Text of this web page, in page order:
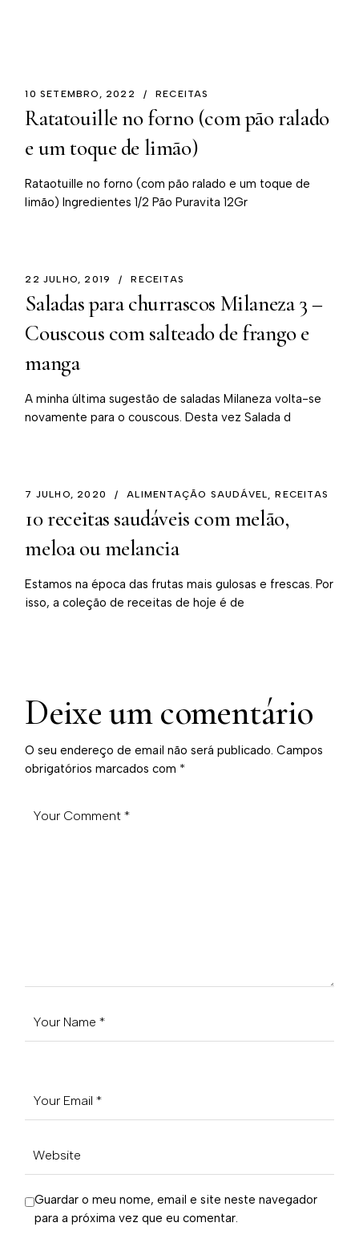
10 SETEMBRO, 2022 RECEITAS
Ratatouille no forno (com pão ralado
e um toque de limão)
Rataotuille no forno (com pão ralado e um toque de
limão) Ingredientes 1/2 Pão Puravita 12Gr
22 JULHO, 2019 RECEITAS
Saladas para churrascos Milaneza 3 –
Couscous com salteado de frango e
manga
A minha última sugestão de saladas Milaneza volta-se
novamente para o couscous. Desta vez Salada d
7 JULHO, 2020 ALIMENTAÇÃO SAUDÁVEL RECEITAS
10 receitas saudáveis com melão,
meloa ou melancia
Estamos na época das frutas mais gulosas e frescas. Por
isso, a coleção de receitas de hoje é de
Deixe um comentário
O seu endereço de email não será publicado. Campos
obrigatórios marcados com *
Guardar o meu nome, email e site neste navegador
para a próxima vez que eu comentar.